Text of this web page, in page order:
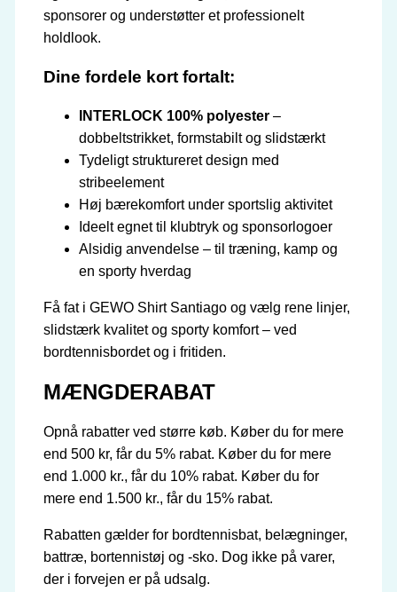
sponsorer og understøtter et professionelt
holdlook.
Dine fordele kort fortalt:
INTERLOCK 100% polyester–
dobbeltstrikket, formstabilt og slidstærkt
Tydeligt struktureret design med
stribeelement
Høj bærekomfort under sportslig aktivitet
Ideelt egnet til klubtryk og sponsorlogoer
Alsidig anvendelse – til træning, kamp og
en sporty hverdag
Få fat i GEWO Shirt Santiago og vælg rene linjer,
slidstærk kvalitet og sporty komfort – ved
bordtennisbordet og i fritiden.
MÆNGDERABAT
Opnå rabatter ved større køb. Køber du for mere
end 500 kr, får du 5% rabat. Køber du for mere
end 1.000 kr., får du 10% rabat. Køber du for
mere end 1.500 kr., får du 15% rabat.
Rabatten gælder for bordtennisbat, belægninger,
battræ, bortennistøj og -sko. Dog ikke på varer,
der i forvejen er på udsalg.